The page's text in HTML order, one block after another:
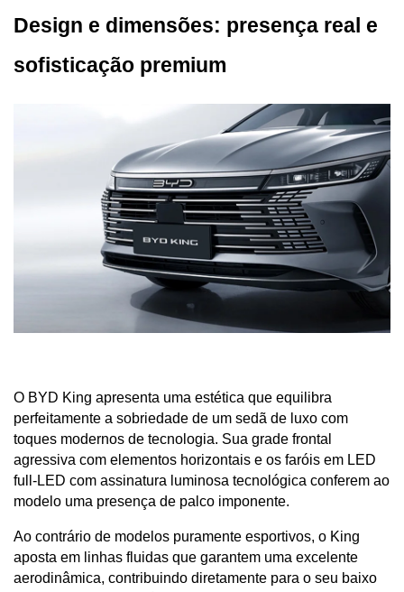
Design e dimensões: presença real e
sofisticação premium
O BYD King apresenta uma estética que equilibra
perfeitamente a sobriedade de um sedã de luxo com
toques modernos de tecnologia. Sua grade frontal
agressiva com elementos horizontais e os faróis em LED
full-LED com assinatura luminosa tecnológica conferem ao
modelo uma presença de palco imponente.
Ao contrário de modelos puramente esportivos, o King
aposta em linhas fluidas que garantem uma excelente
aerodinâmica, contribuindo diretamente para o seu baixo